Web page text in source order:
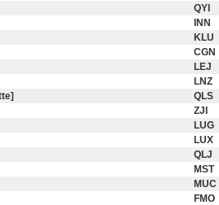
QYI
INN
KLU
CGN
LEJ
LNZ
QLS
ZJI
LUG
LUX
QLJ
MST
MUC
FMO